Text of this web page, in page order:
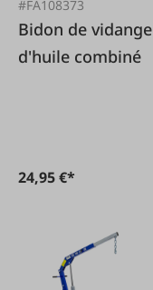
#FA108373
Bidon de vidange
d'huile combiné
24,95 €*